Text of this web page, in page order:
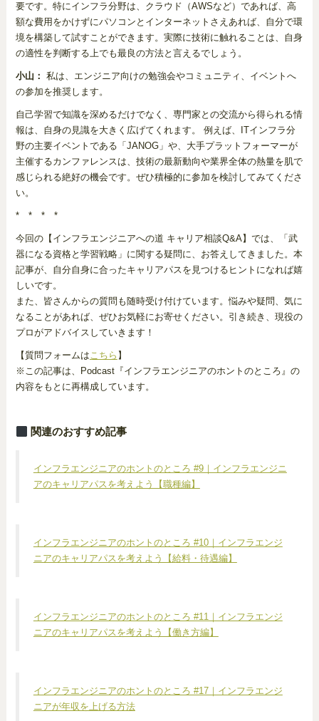
要です。特にインフラ分野は、クラウド（AWSなど）であれば、高
額な費用をかけずにパソコンとインターネットさえあれば、自分で環
境を構築して試すことができます。実際に技術に触れることは、自身
の適性を判断する上でも最良の方法と言えるでしょう。
小山： 私は、エンジニア向けの勉強会やコミュニティ、イベントへ
の参加を推奨します。
自己学習で知識を深めるだけでなく、専門家との交流から得られる情
報は、自身の見識を大きく広げてくれます。 例えば、ITインフラ分
野の主要イベントである「JANOG」や、大手プラットフォーマーが
主催するカンファレンスは、技術の最新動向や業界全体の熱量を肌で
感じられる絶好の機会です。ぜひ積極的に参加を検討してみてくださ
い。
* * * *
今回の【インフラエンジニアへの道 キャリア相談Q&A】では、「武
器になる資格と学習戦略」に関する疑問に、お答えしてきました。本
記事が、自分自身に合ったキャリアパスを見つけるヒントになれば嬉
しいです。
また、皆さんからの質問も随時受け付けています。悩みや疑問、気に
なることがあれば、ぜひお気軽にお寄せください。引き続き、現役の
プロがアドバイスしていきます！
【質問フォームはこちら 】
※この記事は、Podcast『インフラエンジニアのホントのところ』の
内容をもとに再構成しています。
関連のおすすめ記事
インフラエンジニアのホントのところ #9｜インフラエンジニ
アのキャリアパスを考えよう【職種編】
インフラエンジニアのホントのところ #10｜インフラエンジ
ニアのキャリアパスを考えよう【給料・待遇編】
インフラエンジニアのホントのところ #11｜インフラエンジ
ニアのキャリアパスを考えよう【働き方編】
インフラエンジニアのホントのところ #17｜インフラエンジ
ニアが年収を上げる方法